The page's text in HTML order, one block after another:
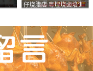
仔烧腊店 粤煌烧卤培训